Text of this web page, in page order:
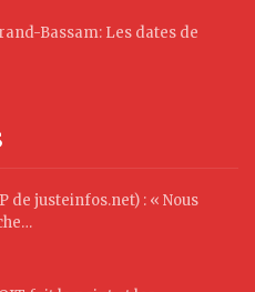
Bassam: Les dates de
de justeinfos.net) : « Nous